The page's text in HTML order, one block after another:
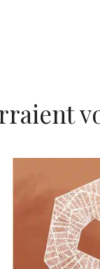
AJOUTER